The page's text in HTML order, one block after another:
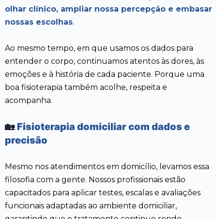
olhar clínico, ampliar nossa percepção e embasar
nossas escolhas.
Ao mesmo tempo, em que usamos os dados para
entender o corpo, continuamos atentos às dores, às
emoções e à história de cada paciente. Porque uma
boa fisioterapia também acolhe, respeita e
acompanha.
🏡 Fisioterapia domiciliar com dados e
precisão
Mesmo nos atendimentos em domicílio, levamos essa
filosofia com a gente. Nossos profissionais estão
capacitados para aplicar testes, escalas e avaliações
funcionais adaptadas ao ambiente domiciliar,